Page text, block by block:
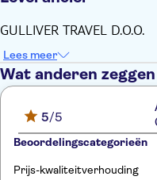
GULLIVER TRAVEL D.O.O.
Lees meer
Wat anderen
5/5
Beoordelingscategorieën
Prijs-kwaliteitverhouding